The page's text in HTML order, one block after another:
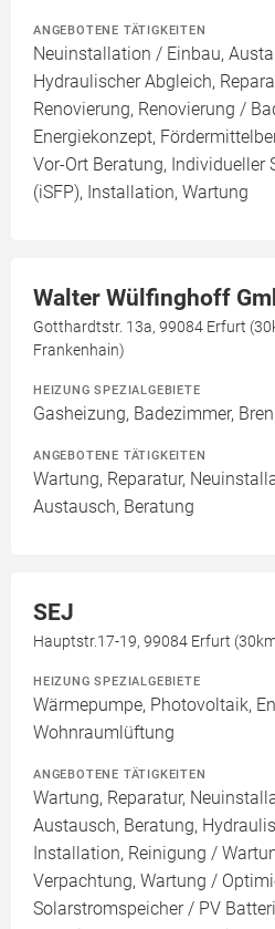
ANGEBOTENE TÄTIGKEITEN
Neuinstallation / Einbau,
Hydraulischer Abgleich,
Renovierung, Renovierung /
Energiekonzept,
Vor-Ort Beratung, Individueller
(iSFP), Installation, Wartung
Walter Wülfinghoff
Gotthardtstr. 13a, 99084 Erfurt
Frankenhain)
HEIZUNG SPEZIALGEBIETE
Gasheizung, Badezimmer,
ANGEBOTENE TÄTIGKEITEN
Wartung, Reparatur,
Austausch, Beratung
SEJ
Hauptstr.17-19, 99084 Erfurt
HEIZUNG SPEZIALGEBIETE
Wärmepumpe, Photovoltaik,
Wohnraumlüftung
ANGEBOTENE TÄTIGKEITEN
Wartung, Reparatur,
Austausch, Beratung,
Installation, Reinigung /
Verpachtung, Wartung /
Solarstromspeicher / PV